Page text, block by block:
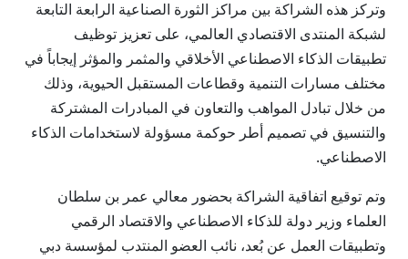
وتركز هذه الشراكة بين مراكز الثورة الصناعية الرابعة التابعة
لشبكة المنتدى الاقتصادي العالمي، على تعزيز توظيف
تطبيقات الذكاء الاصطناعي الأخلاقي والمثمر والمؤثر إيجاباً في
مختلف مسارات التنمية وقطاعات المستقبل الحيوية، وذلك
من خلال تبادل المواهب والتعاون في المبادرات المشتركة
والتنسيق في تصميم أطر حوكمة مسؤولة لاستخدامات الذكاء
الاصطناعي.
وتم توقيع اتفاقية الشراكة بحضور معالي عمر بن سلطان
العلماء وزير دولة للذكاء الاصطناعي والاقتصاد الرقمي
وتطبيقات العمل عن بُعد، نائب العضو المنتدب لمؤسسة دبي